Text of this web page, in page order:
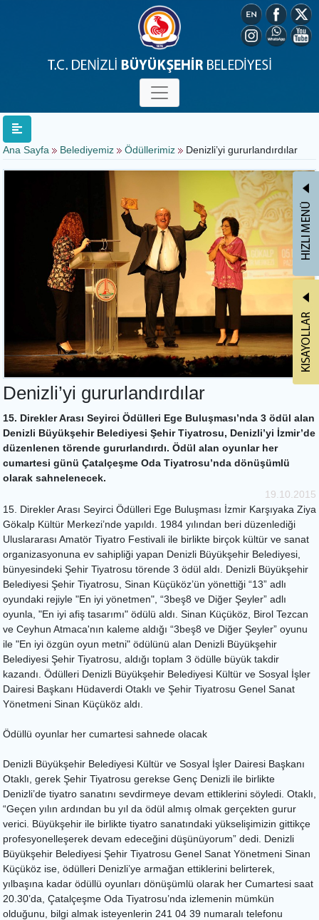
Ana Sayfa Belediyemiz Ödüllerimiz Denizli’yi gururlandırdılar
Denizli’yi gururlandırdılar
15. Direkler Arası Seyirci Ödülleri Ege Buluşması’nda 3 ödül alan
Denizli Büyükşehir Belediyesi Şehir Tiyatrosu, Denizli’yi İzmir’de
düzenlenen törende gururlandırdı. Ödül alan oyunlar her
cumartesi günü Çatalçeşme Oda Tiyatrosu’nda dönüşümlü
olarak sahnelenecek.
19.10.2015
15. Direkler Arası Seyirci Ödülleri Ege Buluşması İzmir Karşıyaka Ziya
Gökalp Kültür Merkezi’nde yapıldı. 1984 yılından beri düzenlediği
Uluslararası Amatör Tiyatro Festivali ile birlikte birçok kültür ve sanat
organizasyonuna ev sahipliği yapan Denizli Büyükşehir Belediyesi,
bünyesindeki Şehir Tiyatrosu törende 3 ödül aldı. Denizli Büyükşehir
Belediyesi Şehir Tiyatrosu, Sinan Küçüköz’ün yönettiği “13” adlı
oyundaki rejiyle "En iyi yönetmen", “3beş8 ve Diğer Şeyler” adlı
oyunla, "En iyi afiş tasarımı" ödülü aldı. Sinan Küçüköz, Birol Tezcan
ve Ceyhun Atmaca'nın kaleme aldığı “3beş8 ve Diğer Şeyler” oyunu
ile "En iyi özgün oyun metni" ödülünü alan Denizli Büyükşehir
Belediyesi Şehir Tiyatrosu, aldığı toplam 3 ödülle büyük takdir
kazandı. Ödülleri Denizli Büyükşehir Belediyesi Kültür ve Sosyal İşler
Dairesi Başkanı Hüdaverdi Otaklı ve Şehir Tiyatrosu Genel Sanat
Yönetmeni Sinan Küçüköz aldı.
Ödüllü oyunlar her cumartesi sahnede olacak
Denizli Büyükşehir Belediyesi Kültür ve Sosyal İşler Dairesi Başkanı
Otaklı, gerek Şehir Tiyatrosu gerekse Genç Denizli ile birlikte
Denizli’de tiyatro sanatını sevdirmeye devam ettiklerini söyledi. Otaklı,
“Geçen yılın ardından bu yıl da ödül almış olmak gerçekten gurur
verici. Büyükşehir ile birlikte tiyatro sanatındaki yükselişimizin gittikçe
profesyonelleşerek devam edeceğini düşünüyorum” dedi. Denizli
Büyükşehir Belediyesi Şehir Tiyatrosu Genel Sanat Yönetmeni Sinan
Küçüköz ise, ödülleri Denizli’ye armağan ettiklerini belirterek,
yılbaşına kadar ödüllü oyunları dönüşümlü olarak her Cumartesi saat
20.30’da, Çatalçeşme Oda Tiyatrosu’nda izlemenin mümkün
olduğunu, bilgi almak isteyenlerin 241 04 39 numaralı telefonu